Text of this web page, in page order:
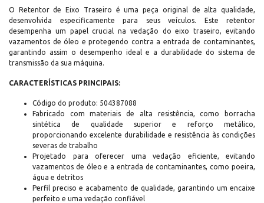
O Retentor de Eixo Traseiro é uma peça original de alta qualidade,
desenvolvida especificamente para seus veículos. Este retentor
desempenha um papel crucial na vedação do eixo traseiro, evitando
vazamentos de óleo e protegendo contra a entrada de contaminantes,
garantindo assim o desempenho ideal e a durabilidade do sistema de
transmissão da sua máquina.
CARACTERÍSTICAS PRINCIPAIS:
Código do produto: 504387088
Fabricado com materiais de alta resistência, como borracha
sintética de qualidade superior e reforço metálico,
proporcionando excelente durabilidade e resistência às condições
severas de trabalho
Projetado para oferecer uma vedação eficiente, evitando
vazamentos de óleo e a entrada de contaminantes, como poeira,
água e detritos
Perfil preciso e acabamento de qualidade, garantindo um encaixe
perfeito e uma vedação confiável